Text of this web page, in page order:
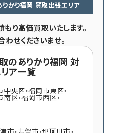
かり福岡 買取出張エリア
り高価買取いたします。
せくださいませ。
のありかり福岡 対
ア一覧
中央区・福岡市東区・
南区・福岡市西区・